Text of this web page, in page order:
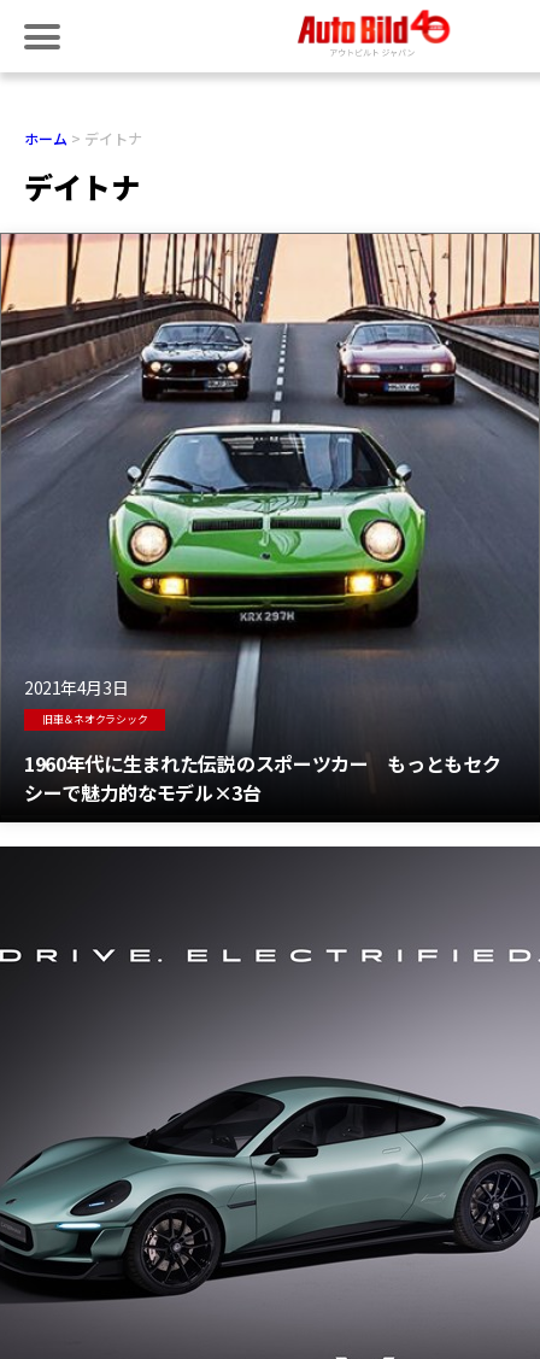
ホーム デイトナ
デイトナ
2021年4月3日
旧車＆ネオクラシック
1960年代に生まれた伝説のスポーツカー もっともセク
シーで魅力的なモデル×3台